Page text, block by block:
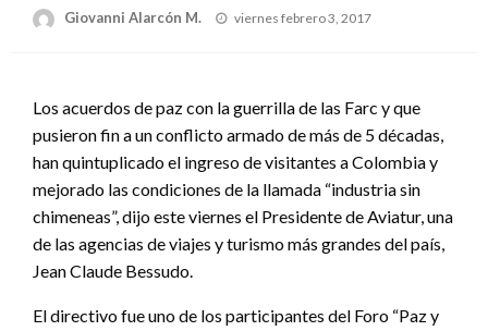
Giovanni Alarcón M.
Publicado
viernes febrero 3, 2017
Los acuerdos de paz con la guerrilla de las Farc y que
pusieron fin a un conflicto armado de más de 5 décadas,
han quintuplicado el ingreso de visitantes a Colombia y
mejorado las condiciones de la llamada “industria sin
chimeneas”, dijo este viernes el Presidente de Aviatur, una
de las agencias de viajes y turismo más grandes del país,
Jean Claude Bessudo.
El directivo fue uno de los participantes del Foro “Paz y